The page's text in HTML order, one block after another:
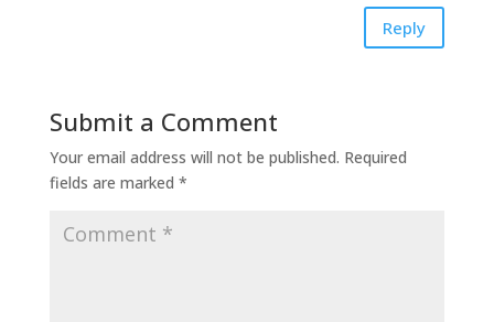
Reply
Submit a Comment
Your email address will not be published. Required
fields are marked *